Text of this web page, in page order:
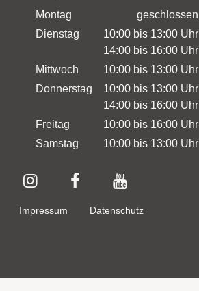
Montag
geschlossen
Dienstag
10:00 bis 13:00 Uhr
14:00 bis 16:00 Uhr
Mittwoch
10:00 bis 13:00 Uhr
Donnerstag
10:00 bis 13:00 Uhr
14:00 bis 16:00 Uhr
Freitag
10:00 bis 16:00 Uhr
Samstag
10:00 bis 13:00 Uhr
Impressum Datenschutz